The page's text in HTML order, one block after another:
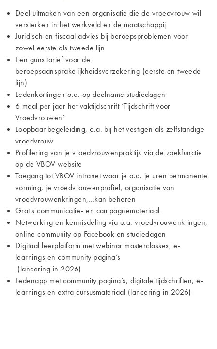
Deel uitmaken van een organisatie die de vroedvrouw wil
versterken in het werkveld en de maatschappij
Juridisch en fiscaal advies bij beroepsproblemen voor
zowel eerste als tweede lijn
Een gunsttarief voor de
beroepsaansprakelijkheidsverzekering (eerste en tweede
lijn)
Ledenkortingen o.a. op deelname studiedagen
6 maal per jaar het vaktijdschrift ‘Tijdschrift voor
Vroedvrouwen’
Loopbaanbegeleiding, o.a. bij het vestigen als zelfstandige
vroedvrouw
Profilering van je vroedvrouwenpraktijk via de zoekfunctie
op de VBOV website
Toegang tot VBOV intranet waar je o.a. je uren permanente
vorming, je vroedvrouwenprofiel, organisatie van
vroedvrouwenkringen,…kan beheren
Gratis communicatie- en campagnemateriaal
Netwerking en kennisdeling via o.a. vroedvrouwenkringen,
online community op Facebook en studiedagen
Digitaal leerplatform met webinar masterclasses, e-
learnings en community pagina’s
(lancering in 2026)
Ledenapp met community pagina’s, digitale tijdschriften, e-
learnings en extra cursusmateriaal (lancering in 2026)